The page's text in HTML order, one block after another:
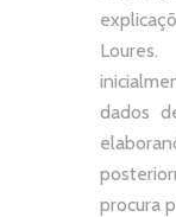
dados
procura